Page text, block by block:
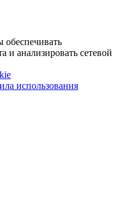
и анализировать сетевой
использования